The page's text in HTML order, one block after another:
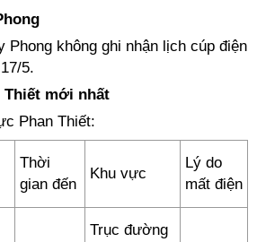
Phong không ghi nhận lịch cúp điện
5.
Thiết mới nhất
Phan Thiết:
Thời
gian đến
Khu vực
Lý do
mất điện
Trục đường